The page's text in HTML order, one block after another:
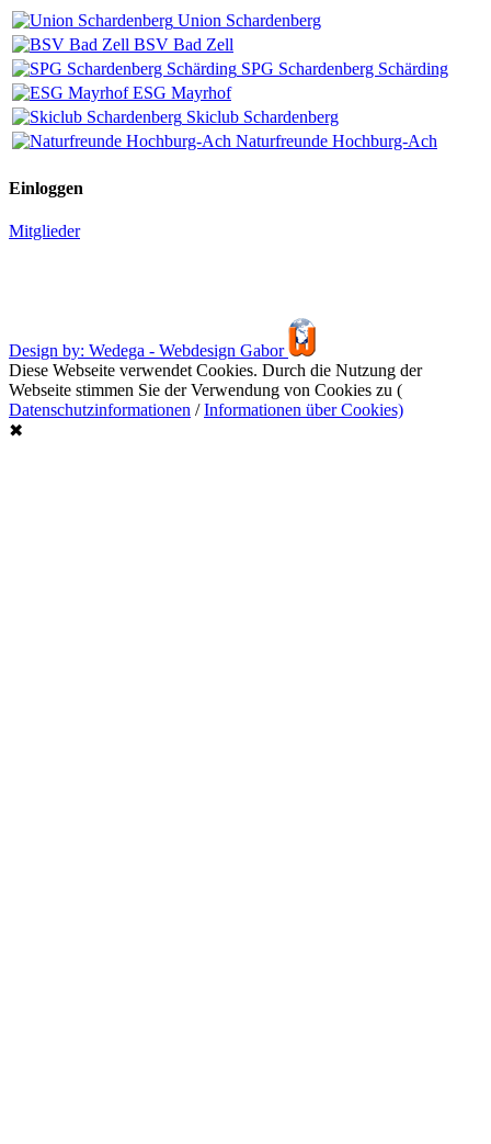
Union Schardenberg
BSV Bad Zell
SPG Schardenberg Schärding
ESG Mayrhof
Skiclub Schardenberg
Naturfreunde Hochburg-Ach
Einloggen
Mitglieder
Design by: Wedega - Webdesign Gabor
Diese Webseite verwendet Cookies. Durch die Nutzung der
Webseite stimmen Sie der Verwendung von Cookies zu (
Datenschutzinformationen /Informationen über Cookies)
✖